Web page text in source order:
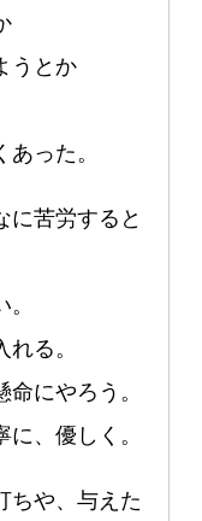
うとか
った。
に苦労すると
る。
にやろう。
、優しく。
ちや、与えた